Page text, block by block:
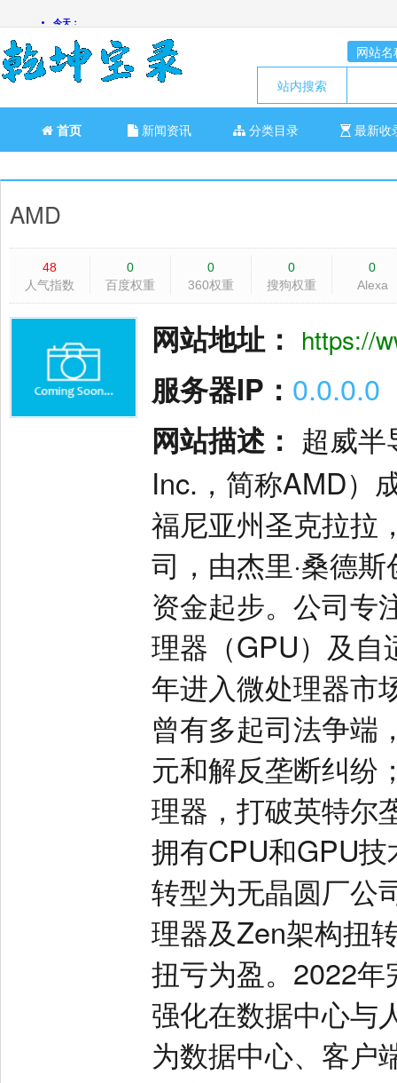
网站名
站内搜索
首页 新闻资讯 分类目录 最新收
AMD
48
人气指数
0
百度权重
0
360权重
0
搜狗权重
0
Alexa
网站地址： https://
服务器IP： 0.0.0.0
网站描述： 超威
Inc.，简称AMD）
福尼亚州圣克拉拉
司，由杰里·桑德
资金起步。公司专
理器（GPU）及自
年进入微处理器市
曾有多起司法争端
元和解反垄断纠纷
理器，打破英特尔
拥有CPU和GPU
转型为无晶圆厂公
理器及Zen架构扭
扭亏为盈。2022
强化在数据中心与
为数据中心、客户